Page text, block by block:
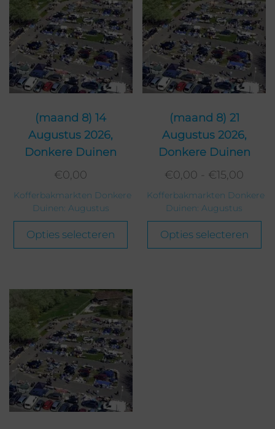
(maand 8) 14
Augustus 2026,
Donkere Duinen
€0,00
Kofferbakmarkten Donkere
Duinen: Augustus
Opties selecteren
(maand 8) 21
Augustus 2026,
Donkere Duinen
€0,00 - €15,00
Kofferbakmarkten Donkere
Duinen: Augustus
Opties selecteren